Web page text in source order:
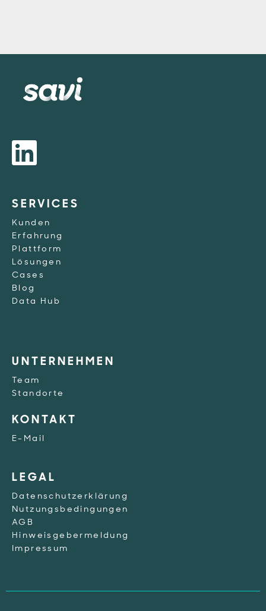
LEGAL
Datenschutzerklärung
Nutzungsbedingungen
AGB
Hinweisgebermeldung
Impressum
UNTERNEHMEN
Team
Standorte
KONTAKT
E-Mail
SERVICES
Kunden
Erfahrung
Plattform
Lösungen
Cases
Blog
Data Hub